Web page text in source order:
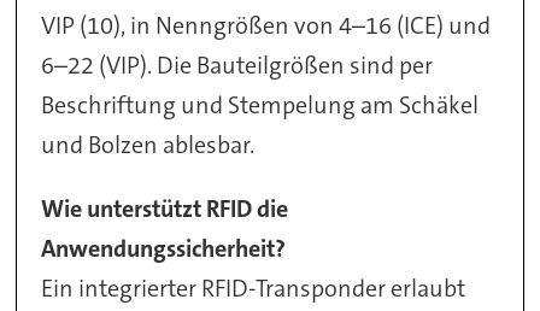
VIP (10), in Nenngrößen von 4–16 (ICE) und
6–22 (VIP). Die Bauteilgrößen sind per
Beschriftung und Stempelung am Schäkel
und Bolzen ablesbar.
Wie unterstützt RFID die
Anwendungssicherheit?
Ein integrierter RFID-Transponder erlaubt